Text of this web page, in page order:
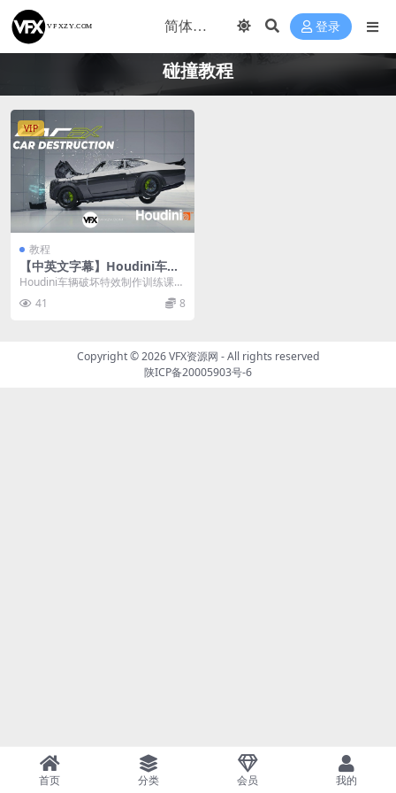
登录
碰撞教程
VIP
教程
【中英文字幕】Houdini车祸
汽车碰撞破坏特效教程
Houdini车辆破坏特效制作训练课程
本课程将带你深入学习Houdini车辆
破...41 8
Copyright © 2026VFX资源网 - All rights reserved
陕ICP备20005903号-6
首页 分类 会员 我的